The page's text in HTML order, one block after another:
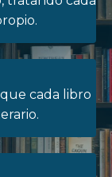
cada libro